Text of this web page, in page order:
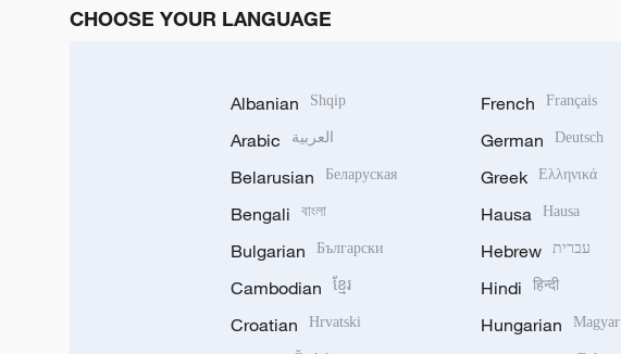
CHOOSE YOUR LANGUAGE
Albanian Shqip
Arabic العربية
Belarusian Беларуская
Bengali বাংলা
Bulgarian Български
Cambodian ខ្មែរ
Croatian Hrvatski
French Français
German Deutsch
Greek Ελληνικά
Hausa Hausa
Hebrew עברית
Hindi हिन्दी
Hungarian Magyar